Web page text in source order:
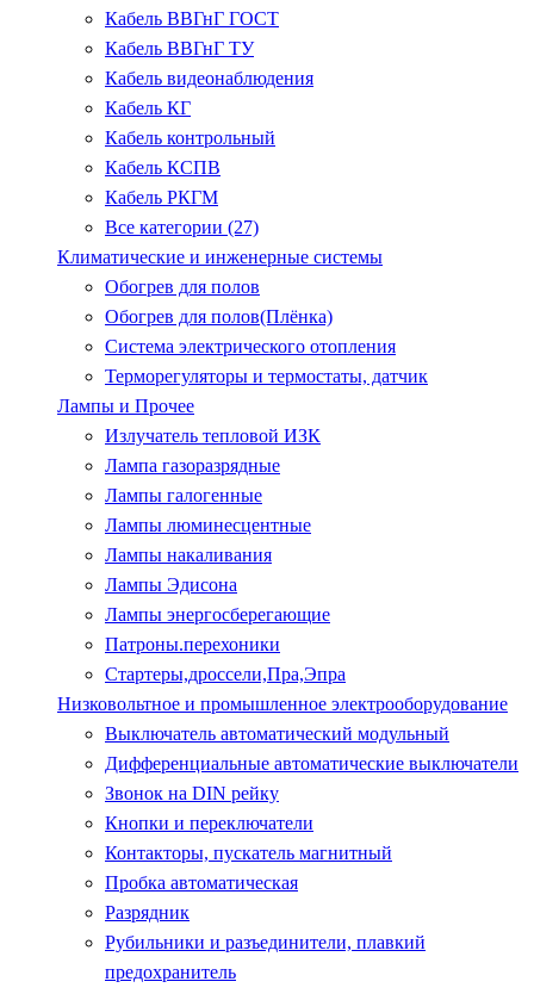
Кабель ВВГнГ ГОСТ
Кабель ВВГнГ ТУ
Кабель видеонаблюдения
Кабель КГ
Кабель контрольный
Кабель КСПВ
Кабель РКГМ
Все категории (27)
Климатические и инженерные системы
Обогрев для полов
Обогрев для полов(Плёнка)
Система электрического отопления
Терморегуляторы и термостаты, датчик
Лампы и Прочее
Излучатель тепловой ИЗК
Лампа газоразрядные
Лампы галогенные
Лампы люминесцентные
Лампы накаливания
Лампы Эдисона
Лампы энергосберегающие
Патроны.перехоники
Стартеры,дроссели,Пра,Эпра
Низковольтное и промышленное электрооборудование
Выключатель автоматический модульный
Дифференциальные автоматические выключатели
Звонок на DIN рейку
Кнопки и переключатели
Контакторы, пускатель магнитный
Пробка автоматическая
Разрядник
Рубильники и разъединители, плавкий
предохранитель